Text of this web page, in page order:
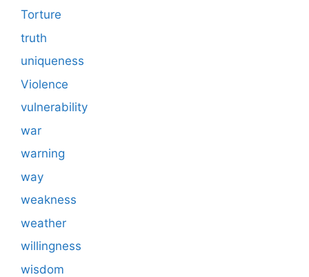
Torture
truth
uniqueness
Violence
vulnerability
war
warning
way
weakness
weather
willingness
wisdom